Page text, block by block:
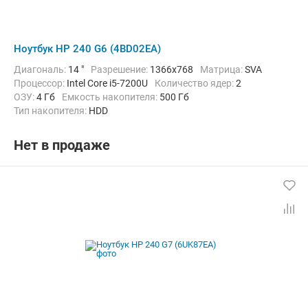
Ноутбук HP 240 G6 (4BD02EA)
Диагональ: 14 " Разрешение: 1366x768 Матрица:SVA
Процессор: Intel Core i5-7200U Количество ядер:2
ОЗУ:4 Гб Емкость накопителя: 500 Гб
Тип накопителя: HDD
Операционная система:
Вес:1.85 кг
Нет в продаже